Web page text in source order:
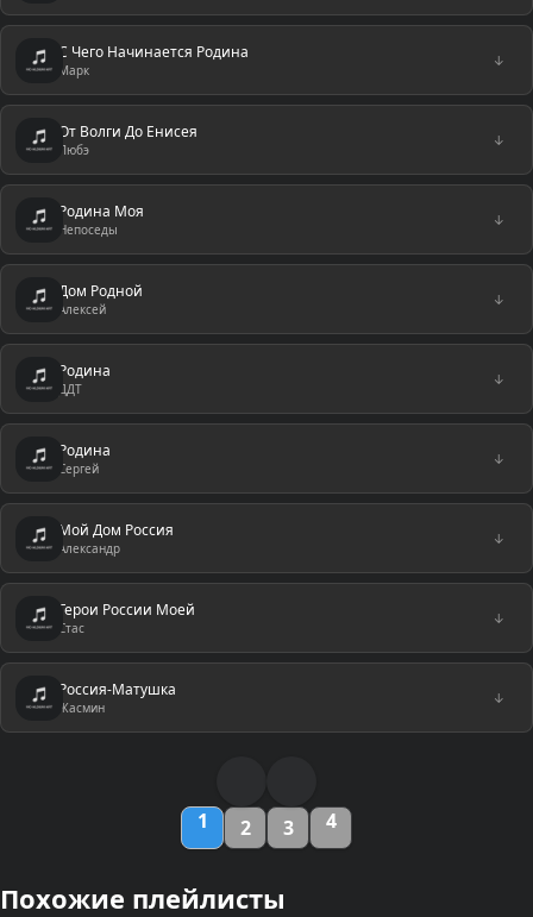
С Чего Начинается Родина
Марк
↓
От Волги До Енисея
Любэ
↓
Родина Моя
Непоседы
↓
Дом Родной
Алексей
↓
Родина
ДДТ
↓
Родина
Сергей
↓
Мой Дом Россия
Александр
↓
Герои России Моей
Стас
↓
Россия-Матушка
Жасмин
↓
1 2 3 4
Похожие плейлисты